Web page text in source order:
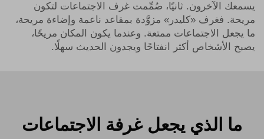
يسمعك الآخرون. ثانيًا، صُمِّمت غرف الاجتماعات لتكون
مريحة. فغرف «كليدر» مزوَّدة بمقاعد ناعمة وإضاءة مريحة،
ما يجعل الاجتماعات ممتعة. وعندما يكون المكان مريحًا،
يصبح الأشخاص أكثر انفتاحًا ويجدون الحديث سهلًا.
ما الذي يجعل غرفة الاجتماعات